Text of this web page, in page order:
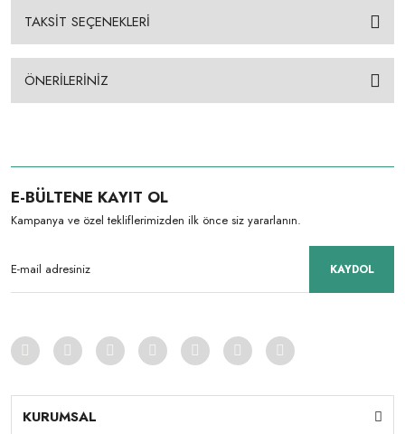
TAKSİT SEÇENEKLERİ
ÖNERİLERİNİZ
E-BÜLTENE KAYIT OL
Kampanya ve özel tekliflerimizden ilk önce siz yararlanın.
KAYDOL
KURUMSAL